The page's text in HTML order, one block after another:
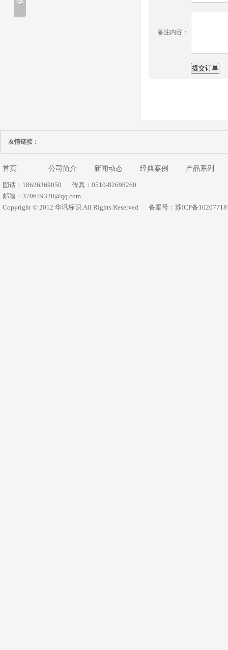
备注内容：
友情链接：
首页 公司简介 新闻动态 经典案例 产品系列
固话：18626369050
传真：0510-82698260
邮箱：370649320@qq.com
Copyright © 2012 华讯标识.All Rights Reserved
备案号：苏ICP备